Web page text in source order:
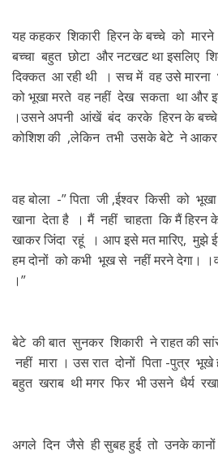
यह कहकर शिकारी हिरन के बच्चे को
बच्चा बहुत छोटा और नटखट था इसलिए
दिक्कत आ रही थी । सच में वह उसे मारना
को भूखा मरते वह नहीं देख सकता था और
।उसने अपनी आंखें बंद करके हिरन के
कोशिश की ,लेकिन तभी उसके बेटे ने
वह बोला -” पिता जी ,ईश्वर किसी को
खाना देता है । मैं नहीं चाहता कि मैं
खाकर जिंदा रहूं । आप इसे मत मारिए, मुझे
हम दोनों को कभी भूख से नहीं मरने देगा।
।”
बेटे की बात सुनकर शिकारी ने राहत की
नहीं मारा । उस रात दोनों पिता -पुत्र
बहुत खराब थी मगर फिर भी उसने धैर्य
अगले दिन जैसे ही सुबह हुई तो उनके कानों में